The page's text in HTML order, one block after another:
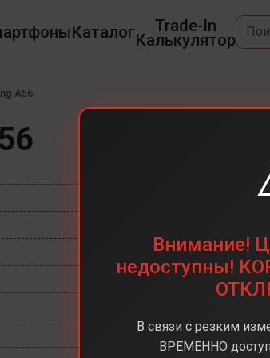
Каталог Trade-In
Калькулятор
A56
50 Мп
Exynos 1580
Android 15
Внимание!
недоступны!
В связи с резким
ВРЕМЕННО